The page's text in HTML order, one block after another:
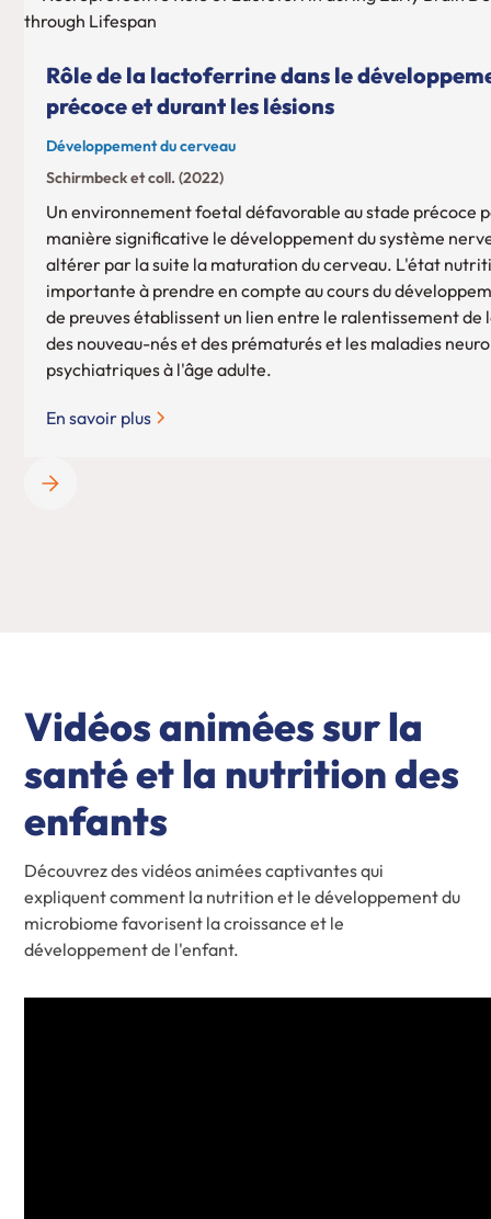
Rôle de la lactoferrine dans le
précoce et durant les lésions
Développement du cerveau
Schirmbeck et coll. (2022)
Un environnement foetal défavorable au stade précoce
manière significative le développement du système
altérer par la suite la maturation du cerveau. L'état
importante à prendre en compte au cours du
de preuves établissent un lien entre le ralentissement de
des nouveau-nés et des prématurés et les maladies
psychiatriques à l'âge adulte.
En savoir plus
Vidéos animées sur la
santé et la nutrition des
enfants
Découvrez des vidéos animées captivantes qui
expliquent comment la nutrition et le développement du
microbiome favorisent la croissance et le
développement de l'enfant.